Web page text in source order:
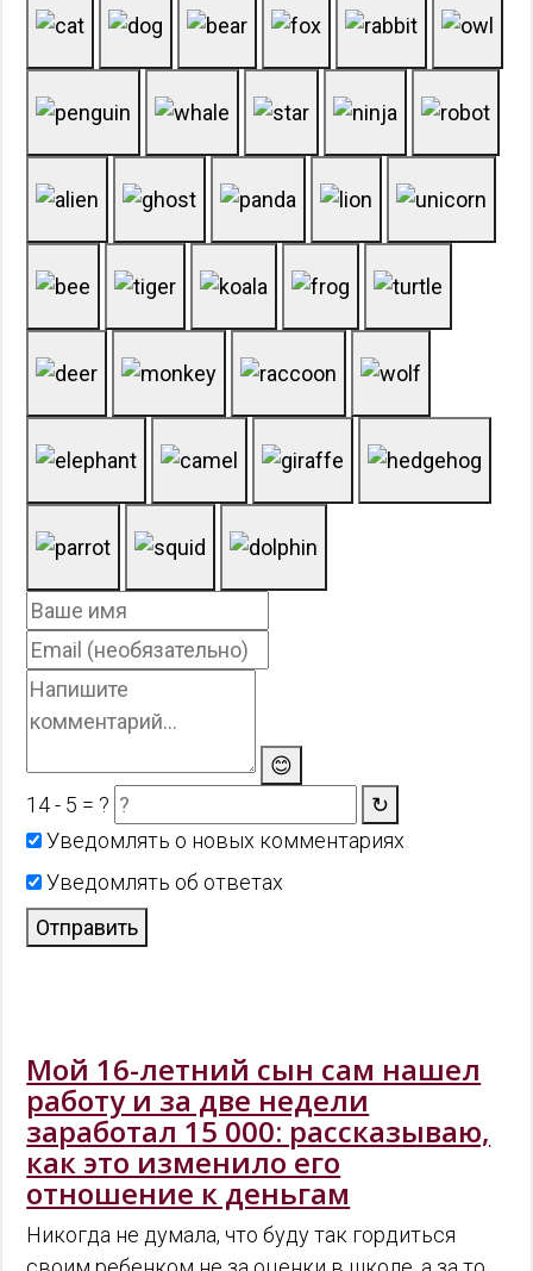
😊
14 - 5 = ?
↻
Уведомлять о новых комментариях
Уведомлять об ответах
Отправить
Мой 16-летний сын сам нашел
работу и за две недели
заработал 15 000: рассказываю,
как это изменило его
отношение к деньгам
Никогда не думала, что буду так гордиться